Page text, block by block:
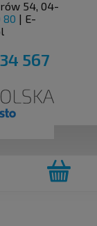
54, 04-
80 | E-
567